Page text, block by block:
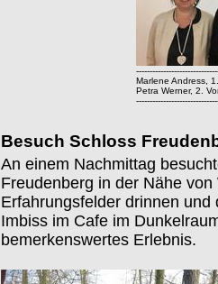
Marlene Andress,
Petra Werner, 2.
Besuch Schloss
An einem Nachmittag
Freudenberg in der Nähe
Erfahrungsfelder drinnen
Imbiss im Cafe im
bemerkenswertes Erlebnis.